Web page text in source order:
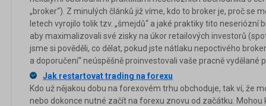
„broker“). Z minulých článků již víme, kdo to broker je, proč se
letech vyrojilo tolik tzv. „šmejdů“ a jaké praktiky tito neseriózní
aby maximalizovali své zisky na úkor retailových investorů
jsme si pověděli, co dělat, pokud jste nátlaku nepoctivého
a doporučení“ neúspěšně proinvestovali vaše pracně vydělané
Jak restartovat trading na forexu
Kdo už nějakou dobu na forexovém trhu obchoduje, tak ví, že
nebo dokonce nutné začít na forexu znovu od začátku. Mohou